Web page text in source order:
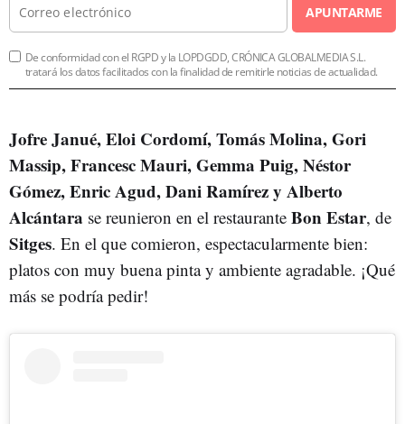
APUNTARME
De conformidad con el RGPD y la LOPDGDD, CRÓNICA GLOBALMEDIA S.L.
tratará los datos facilitados con la finalidad de remitirle noticias de actualidad.
Jofre Janué, Eloi Cordomí, Tomás Molina, Gori
Massip, Francesc Mauri, Gemma Puig, Néstor
Gómez, Enric Agud, Dani Ramírez y Alberto
Alcántara se reunieron en el restaurante Bon Estar, de
Sitges. En el que comieron, espectacularmente bien:
platos con muy buena pinta y ambiente agradable. ¡Qué
más se podría pedir!